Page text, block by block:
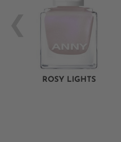
ROSY LIGHTS